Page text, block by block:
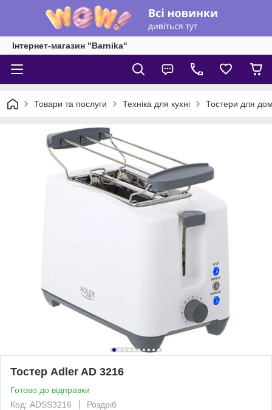
Інтернет-магазин "Barnika"
Товари та послуги Техніка для кухні Тостери для
Тостер Adler AD 3216
Готово до відправки
Код: ADSS3216
Роздріб